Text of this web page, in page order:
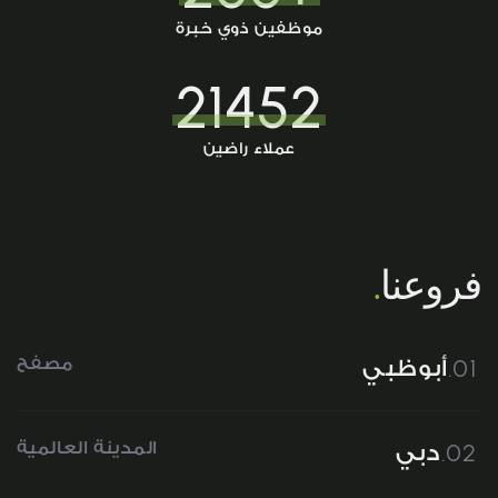
موظفين ذوي خبرة
21452
عملاء راضين
فروعنا.
01. أبوظبي مصفح
02. دبي المدينة العالمية